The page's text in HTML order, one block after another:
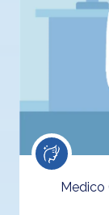
Medico